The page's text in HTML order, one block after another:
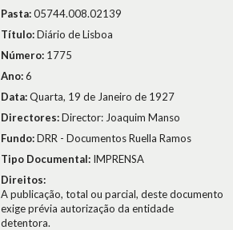
Pasta:05744.008.02139
Título:Diário de Lisboa
Número: 1775
Ano:6
Data:Quarta, 19 de Janeiro de 1927
Directores:Director: Joaquim Manso
Fundo:DRR - Documentos Ruella Ramos
Tipo Documental: IMPRENSA
Direitos:
A publicação, total ou parcial, deste documento
exige prévia autorização da entidade
detentora.